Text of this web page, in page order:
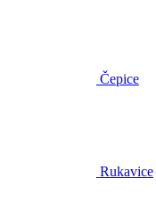
Čepice
Rukavice